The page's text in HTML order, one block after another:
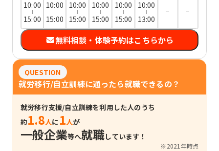
10:00
15:00
10:00
15:00
10:00
15:00
10:00
15:00
10:00
15:00
10:00
13:00
− −
無料相談・体験予約はこちらから
QUESTION
就労移行/自立訓練に通ったら就職できるの？
就労移行支援/自立訓練を利用した人のうち
約1.8人に 1人が
一般企業等へ就職しています！
※2021年時点